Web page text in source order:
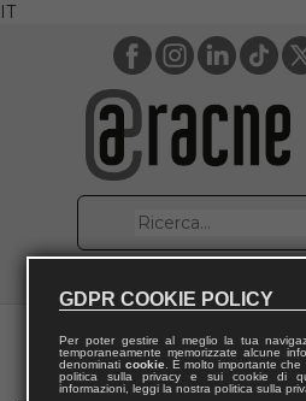
IT
GDPR COOKIE POLICY
Per poter gestire al meglio la tua
temporaneamente memorizzate alcune
denominati cookie. È molto importante
politica sulla privacy e sui cookie di
informazioni, leggi la nostra politica sulla